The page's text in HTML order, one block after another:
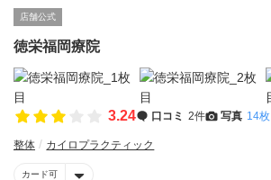
店舗公式
徳栄福岡療院
3.24 口コミ 2件 写真 14枚
整体 カイロプラクティック
カード可